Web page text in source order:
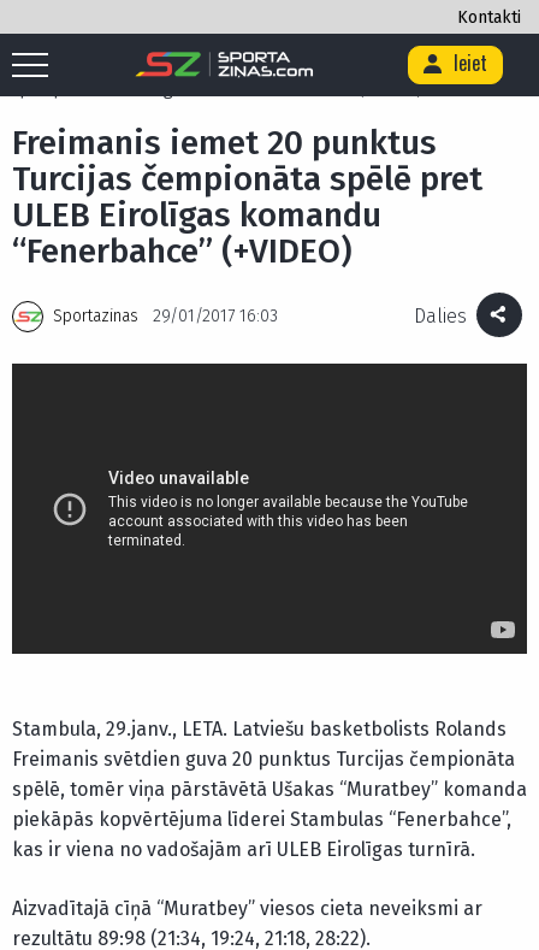
Kontakti
Ieiet
Sākums Basketbols / Freimanis iemet 20 punktus Turcijas čempionāta
spēlē pret ULEB Eirolīgas komandu “Fenerbahce” (+VIDEO)
Freimanis iemet 20 punktus
Turcijas čempionāta spēlē pret
ULEB Eirolīgas komandu
“Fenerbahce” (+VIDEO)
Sportazinas 29/01/2017 16:03 Dalies
Stambula, 29.janv., LETA. Latviešu basketbolists Rolands
Freimanis svētdien guva 20 punktus Turcijas čempionāta
spēlē, tomēr viņa pārstāvētā Ušakas “Muratbey” komanda
piekāpās kopvērtējuma līderei Stambulas “Fenerbahce”,
kas ir viena no vadošajām arī ULEB Eirolīgas turnīrā.
Aizvadītajā cīņā “Muratbey” viesos cieta neveiksmi ar
rezultātu 89:98 (21:34, 19:24, 21:18, 28:22).